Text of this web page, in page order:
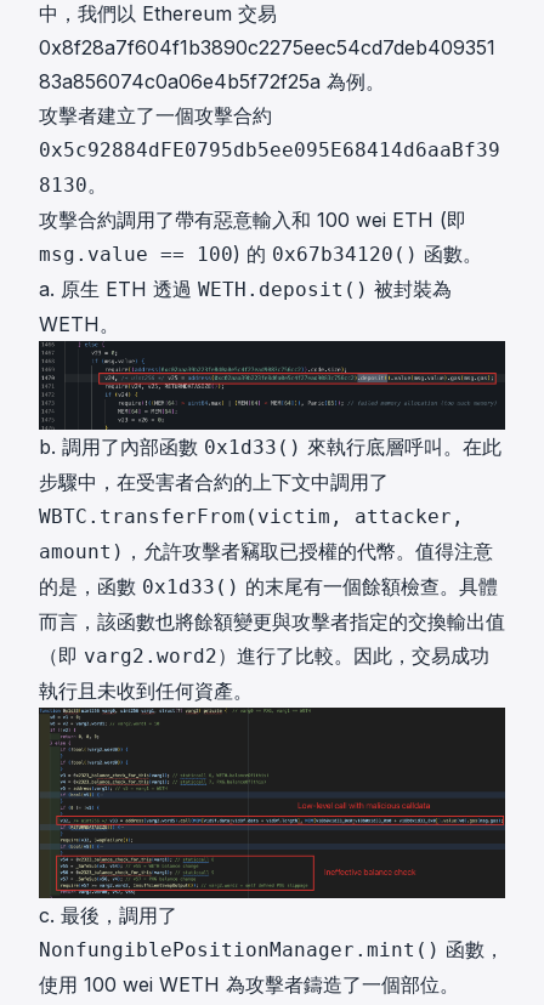
中，我們以 Ethereum 交易
0x8f28a7f604f1b3890c2275eec54cd7deb409351
83a856074c0a06e4b5f72f25a 為例。
攻擊者建立了一個攻擊合約
0x5c92884dFE0795db5ee095E68414d6aaBf39
8130。
攻擊合約調用了帶有惡意輸入和 100 wei ETH (即
msg.value == 100) 的 0x67b34120() 函數。
a. 原生 ETH 透過 WETH.deposit() 被封裝為
WETH。
b. 調用了內部函數 0x1d33() 來執行底層呼叫。在此
步驟中，在受害者合約的上下文中調用了
WBTC.transferFrom(victim, attacker,
amount) ，允許攻擊者竊取已授權的代幣。值得注意
的是，函數 0x1d33() 的末尾有一個餘額檢查。具體
而言，該函數也將餘額變更與攻擊者指定的交換輸出值
（即 varg2.word2）進行了比較。因此，交易成功
執行且未收到任何資產。
c. 最後，調用了
NonfungiblePositionManager.mint() 函數，
使用 100 wei WETH 為攻擊者鑄造了一個部位。